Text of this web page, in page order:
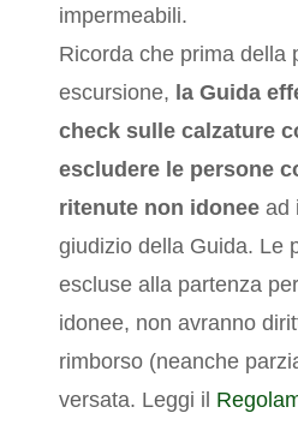
impermeabili.
Ricorda che prima della
escursione, la Guida
check sulle calzature
escludere le persone
ritenute non idonee ad
giudizio della Guida. Le
escluse alla partenza
idonee, non avranno
rimborso (neanche
versata. Leggi il